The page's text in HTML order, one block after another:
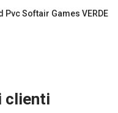
Pvc Softair Games VERDE
clienti